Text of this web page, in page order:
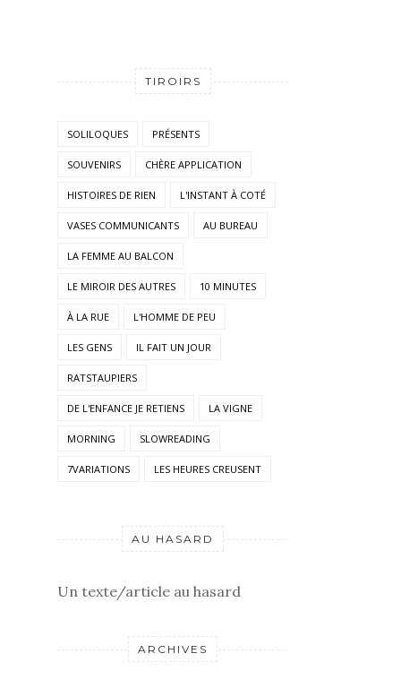
TIROIRS
SOLILOQUES PRÉSENTS
SOUVENIRS CHÈRE APPLICATION
HISTOIRES DE RIEN L'INSTANT À COTÉ
VASES COMMUNICANTS AU BUREAU
LA FEMME AU BALCON
LE MIROIR DES AUTRES 10 MINUTES
À LA RUE L'HOMME DE PEU
LES GENS IL FAIT UN JOUR
RATSTAUPIERS
DE L'ENFANCE JE RETIENS LA VIGNE
MORNING SLOWREADING
7VARIATIONS LES HEURES CREUSENT
AU HASARD
Un texte/article au hasard
ARCHIVES